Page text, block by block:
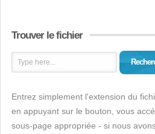
Trouver le fichier
Entrez simplement l'extension du
en appuyant sur le bouton, vous
sous-page appropriée - si nous